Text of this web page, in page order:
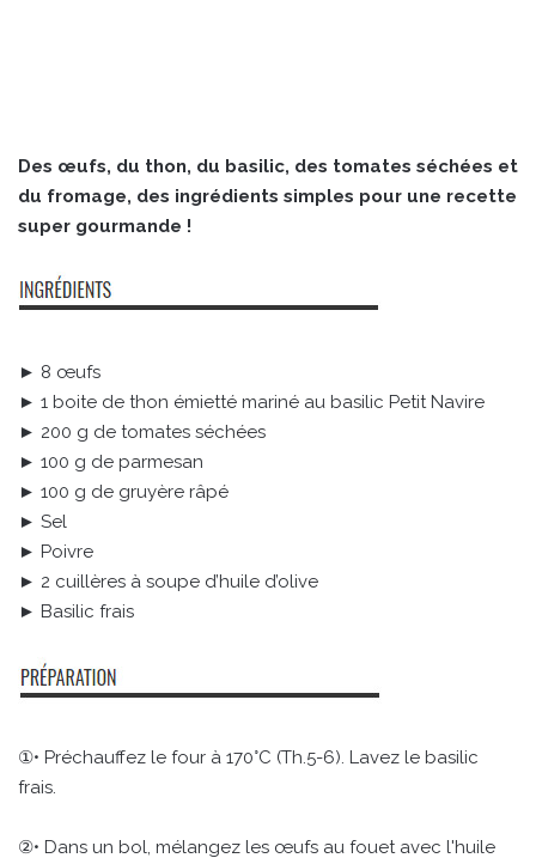
Des œufs, du thon, du basilic, des tomates séchées et
du fromage, des ingrédients simples pour une recette
super gourmande !
► 8 œufs
► 1 boite de thon émietté mariné au basilic Petit Navire
► 200 g de tomates séchées
► 100 g de parmesan
► 100 g de gruyère râpé
► Sel
► Poivre
► 2 cuillères à soupe d’huile d’olive
► Basilic frais
①• Préchauffez le four à 170°C (Th.5-6). Lavez le basilic
frais.
②• Dans un bol, mélangez les œufs au fouet avec l'huile